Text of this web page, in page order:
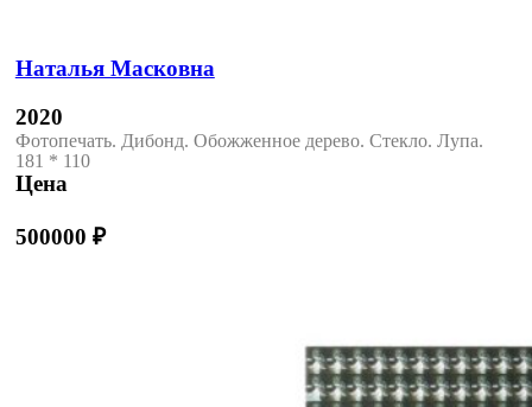
Наталья Масковна
2020
Фотопечать. Дибонд. Обожженное дерево. Стекло. Лупа.
181 * 110
Цена
500000 ₽